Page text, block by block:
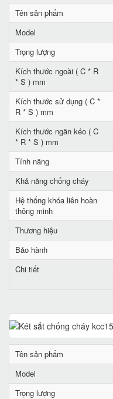
Tên sản phẩm
Model
Trọng lượng
Kích thước ngoài ( C * R
* S ) mm
Kích thước sử dụng ( C *
R * S ) mm
Kích thước ngăn kéo ( C
* R * S ) mm
Tính năng
Khả năng chống cháy
Hệ thống khóa liên hoàn
thông minh
Thương hiệu
Bảo hành
Chi tiết
Tên sản phẩm
Model
Trọng lượng